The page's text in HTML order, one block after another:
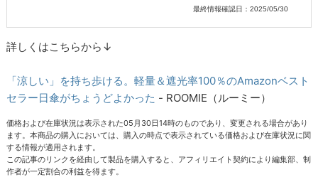
最終情報確認日：2025/05/30
詳しくはこちらから↓
「涼しい」を持ち歩ける。軽量＆遮光率100％のAmazonベスト
セラー日傘がちょうどよかった - ROOMIE（ルーミー）
価格および在庫状況は表示された05月30日14時のものであり、変更される場合があり
ます。本商品の購入においては、購入の時点で表示されている価格および在庫状況に関
する情報が適用されます。
この記事のリンクを経由して製品を購入すると、アフィリエイト契約により編集部、制
作者が一定割合の利益を得ます。